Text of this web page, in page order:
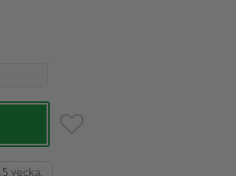
Lägg till i favoriter
vecka.